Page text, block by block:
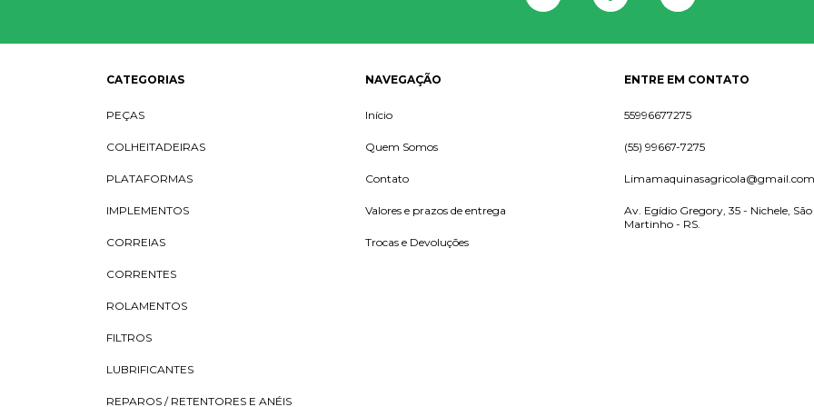
CATEGORIAS
PEÇAS
COLHEITADEIRAS
PLATAFORMAS
IMPLEMENTOS
CORREIAS
CORRENTES
ROLAMENTOS
FILTROS
LUBRIFICANTES
REPAROS / RETENTORES E ANÉIS
NAVEGAÇÃO
Início
Quem Somos
Contato
Valores e prazos de entrega
Trocas e Devoluções
ENTRE EM CONTATO
55996677275
(55) 99667-7275
Limamaquinasagricola@gmail.com
Av. Egídio Gregory, 35 - Nichele, São
Martinho - RS.